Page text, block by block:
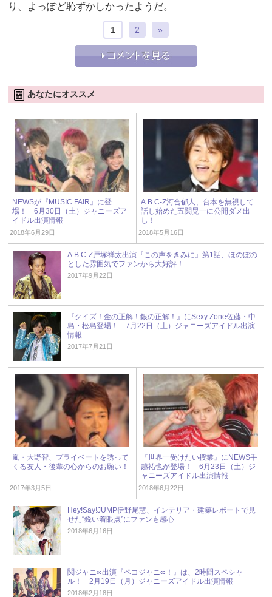
り、よっぽど恥ずかしかったようだ。
1 2 »
あなたにオススメ
NEWSが『MUSIC FAIR』に登
場！ 6月30日（土）ジャニーズア
イドル出演情報
2018年6月29日
A.B.C-Z河合郁人、台本を無視して
話し始めた五関晃一に公開ダメ出
し！
2018年5月16日
A.B.C-Z戸塚祥太出演『この声をきみに』第1話、ほのぼの
とした雰囲気でファンから大好評！
2017年9月22日
『クイズ！金の正解！銀の正解！』にSexy Zone佐藤・中
島・松島登場！ 7月22日（土）ジャニーズアイドル出演
情報
2017年7月21日
嵐・大野智、プライベートを誘って
くる友人・後輩の心からのお願い！
2017年3月5日
『世界一受けたい授業』にNEWS手
越祐也が登場！ 6月23日（土）ジ
ャニーズアイドル出演情報
2018年6月22日
Hey!Say!JUMP伊野尾慧、インテリア・建築レポートで見
せた“鋭い着眼点”にファンも感心
2018年6月16日
関ジャニ∞出演『ペコジャニ∞！』は、2時間スペシャ
ル！ 2月19日（月）ジャニーズアイドル出演情報
2018年2月18日